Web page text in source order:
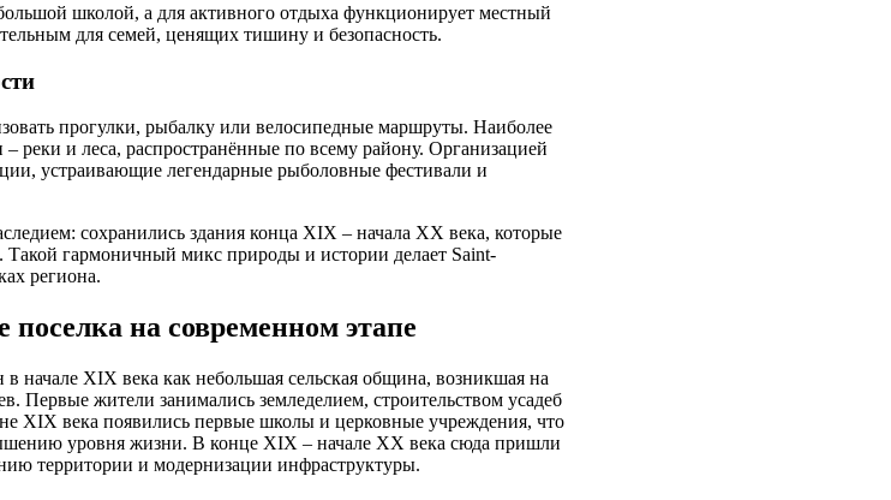
школой, а для активного отдыха функционирует местный
для семей, ценящих тишину и безопасность.
прогулки, рыбалку или велосипедные маршруты. Наиболее
реки и леса, распространённые по всему району. Организацией
устраивающие легендарные рыболовные фестивали и
сохранились здания конца XIX – начала XX века, которые
Такой гармоничный микс природы и истории делает Saint-
региона.
на современном этапе
начале XIX века как небольшая сельская община, возникшая на
Первые жители занимались земледелием, строительством усадеб
XIX века появились первые школы и церковные учреждения, что
уровня жизни. В конце XIX – начале XX века сюда пришли
территории и модернизации инфраструктуры.